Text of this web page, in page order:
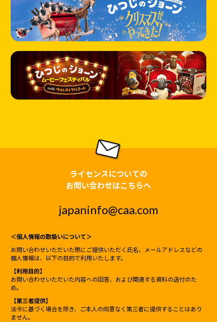
ライセンスについての
お問い合わせはこちらへ
japaninfo@caa.com
＜個人情報の取扱いについて＞
お問い合わせいただいた際にご提供いただく氏名、メールアドレスなどの
個人情報は、以下の目的で利用いたします。
【利用目的】
お問い合わせいただいた内容への回答、および関連する資料の送付のた
め。
【第三者提供】
法令に基づく場合を除き、ご本人の同意なく第三者に提供することはあり
ません。